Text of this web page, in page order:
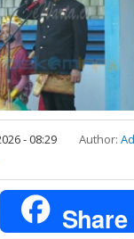
- 08:29 Author:
Twitter Share